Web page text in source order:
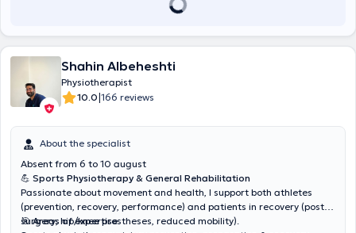
Shahin Albeheshti
Physiotherapist
10.0|166 reviews
About the specialist
Absent from 6 to 10 august
💪 Sports Physiotherapy & General Rehabilitation
Passionate about movement and health, I support both athletes
(prevention, recovery, performance) and patients in recovery (post-
surgery, hip/knee prostheses, reduced mobility).
🎯Areas of expertise